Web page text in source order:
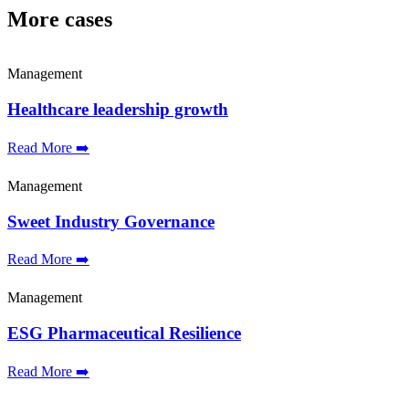
More cases
Management
Healthcare leadership growth
Read More ➡️
Management
Sweet Industry Governance
Read More ➡️
Management
ESG Pharmaceutical Resilience
Read More ➡️